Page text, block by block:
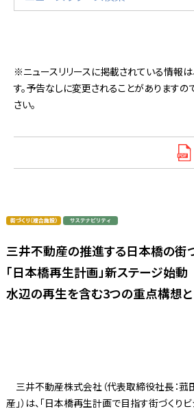
※ニュースリリースに掲載されている情報
す。予告なしに変更されることがありますの
さい。
三井不動産の推進する日本橋の街
「日本橋再生計画」新ステージ始動
水辺の再生を含む3つの重点構想
三井不動産株式会社（代表取締役社長：菰
産」）は、「日本橋再生計画で目指す街づくり